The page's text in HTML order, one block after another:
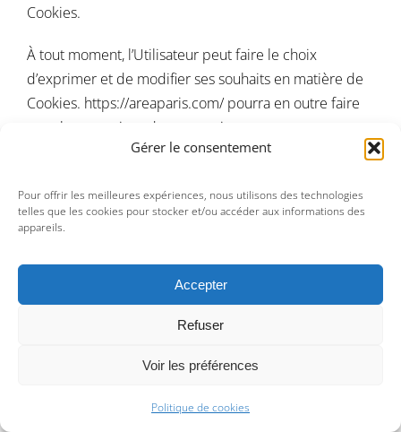
Gérer le consentement
Pour offrir les meilleures expériences, nous utilisons des technologies
telles que les cookies pour stocker et/ou accéder aux informations des
appareils.
Accepter
Refuser
Voir les préférences
Politique de cookies
Cookies.
À tout moment, l’Utilisateur peut faire le choix
d’exprimer et de modifier ses souhaits en matière de
Cookies. https://areaparis.com/pourra en outre faire
appel aux services de prestataires externes pour
l’aider à recueillir et traiter les informations décrites
Enfin, en cliquant sur les icônes dédiées aux réseaux
figurant sur le Site dehttps://areaparis.com/ou dans
son application mobile et si l’Utilisateur a accepté le
https://areaparis.com/ , Twitter, Facebook, Linkedin et
sur vos terminaux (ordinateur, tablette, téléphone